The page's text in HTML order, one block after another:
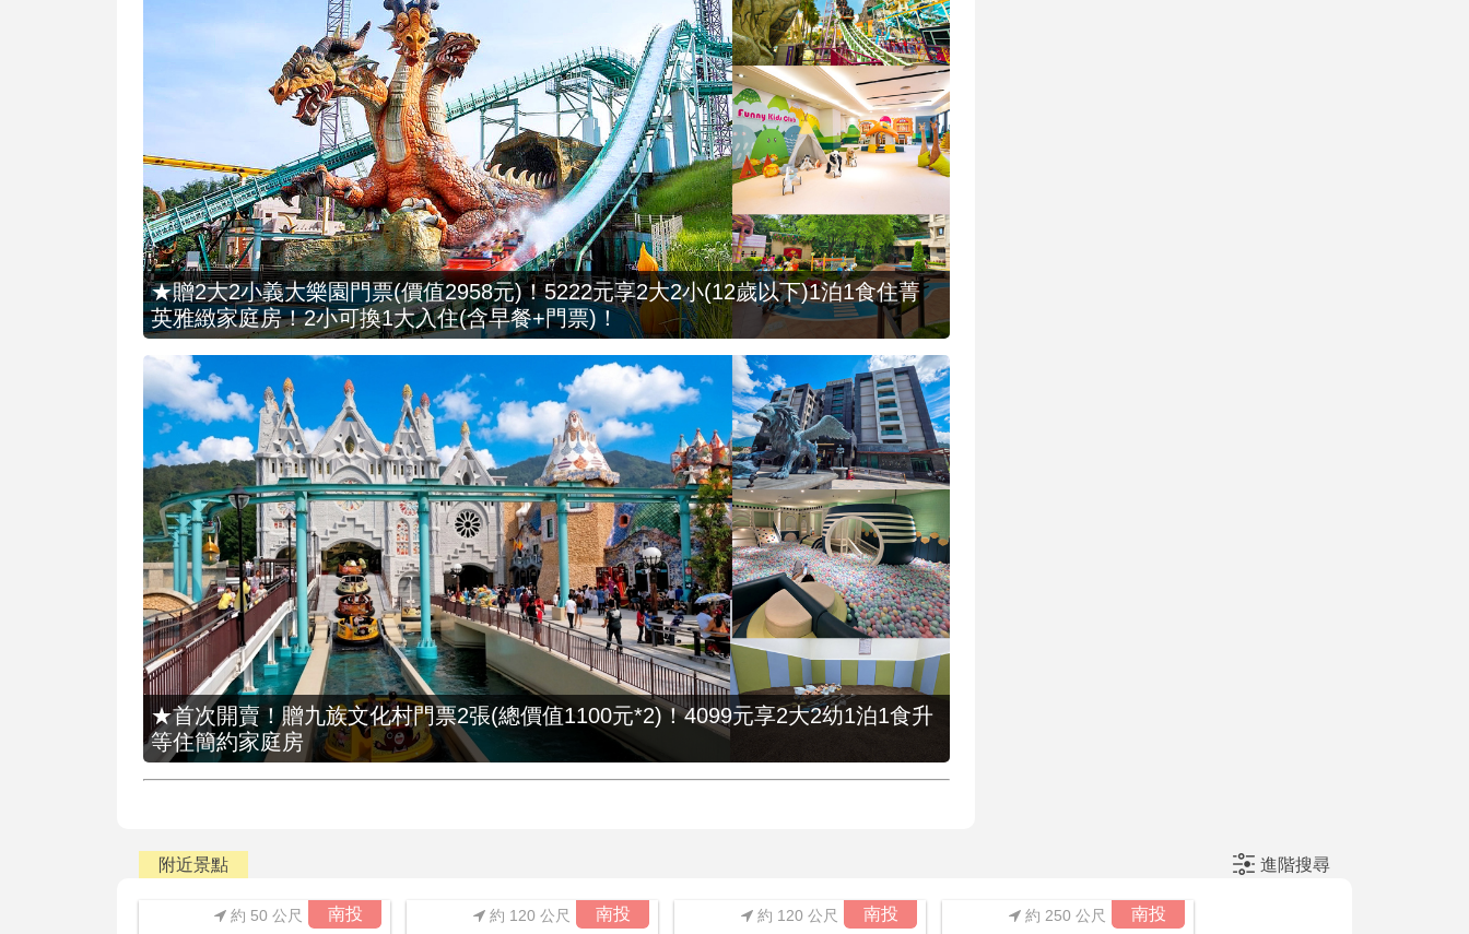
★贈2大2小義大樂園門票(價值2958元)！5222元享2大2小(12歲以下)1泊1食住菁
英雅緻家庭房！2小可換1大入住(含早餐+門票)！
★首次開賣！贈九族文化村門票2張(總價值1100元*2)！4099元享2大2幼1泊1食升
等住簡約家庭房
附近景點 進階搜尋
南投
約 50 公尺 南投
約 120 公尺 南投
約 120 公尺 南投
約 250 公尺